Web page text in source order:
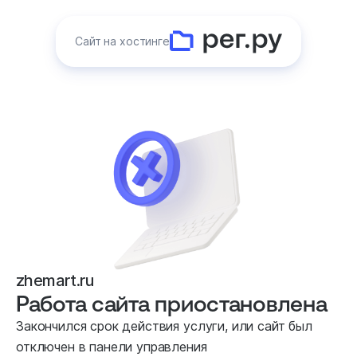
Сайт на хостинге
zhemart.ru
Работа сайта приостановлена
Закончился срок действия услуги, или сайт был
отключен в панели управления